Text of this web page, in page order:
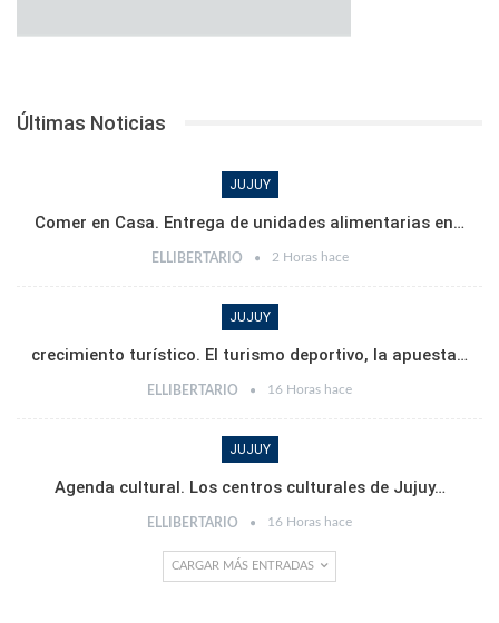
Últimas Noticias
JUJUY
Comer en Casa. Entrega de unidades alimentarias en…
ELLIBERTARIO 2 Horas hace
JUJUY
crecimiento turístico. El turismo deportivo, la apuesta…
ELLIBERTARIO 16 Horas hace
JUJUY
Agenda cultural. Los centros culturales de Jujuy…
ELLIBERTARIO 16 Horas hace
CARGAR MÁS ENTRADAS